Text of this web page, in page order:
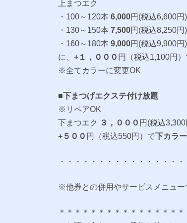
上まつエク
・100～120本 6,000円(税込6,600円)
・130～150本 7,500円(税込8,250円)
・160～180本 9,000円(税込9,900円)
に、 +１，０００ 円（税込1,100円
※全てカラーに変更OK
■下まつげエクステ付け放題
※リペアOK
下まつエク
３，０００ 円(税込3,300
+５００ 円（税込550円）で下カラ
・・・・・・・・・・・・・・・
※他券との併用やサービスメニュ
＊＊＊＊＊＊＊＊＊＊＊＊＊＊＊